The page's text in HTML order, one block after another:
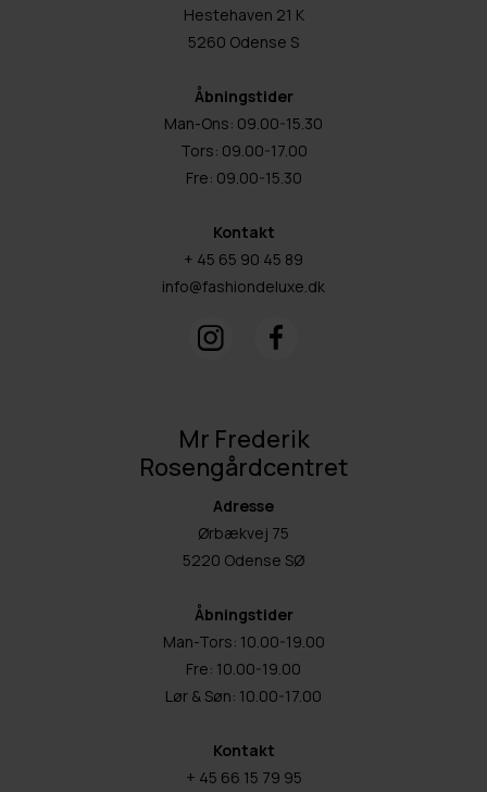
Hestehaven 21 K
5260 Odense S
Åbningstider
Man-Ons: 09.00-15.30
Tors: 09.00-17.00
Fre: 09.00-15.30
Kontakt
+ 45 65 90 45 89
info@fashiondeluxe.dk
Mr Frederik
Rosengårdcentret
Adresse
Ørbækvej 75
5220 Odense SØ
Åbningstider
Man-Tors: 10.00-19.00
Fre: 10.00-19.00
Lør & Søn: 10.00-17.00
Kontakt
+ 45 66 15 79 95